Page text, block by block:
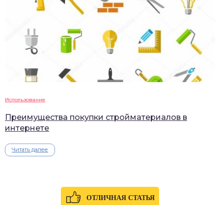
Использование
Преимущества покупки стройматериалов в
интернете
Читать далее
ОТЛИЧНАЯ СТАТЬЯ